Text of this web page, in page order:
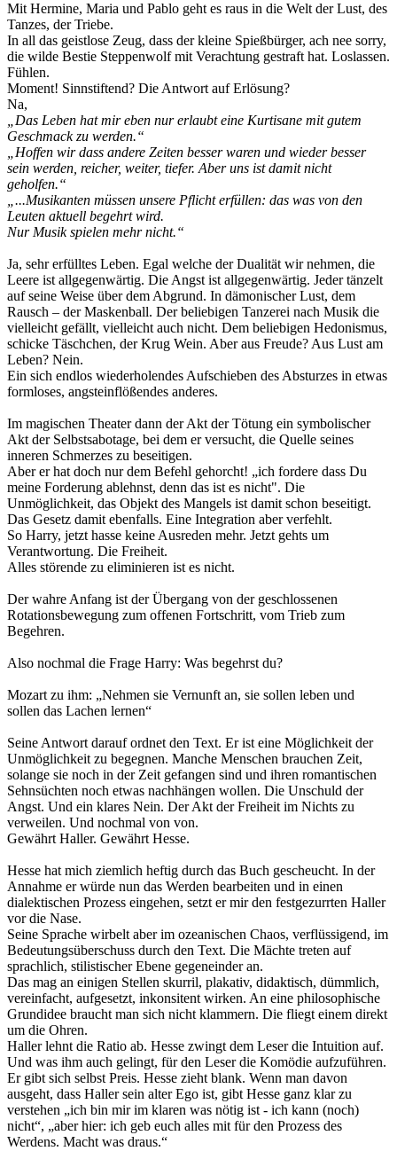
Mit Hermine, Maria und Pablo geht es raus in die Welt der Lust, des
Tanzes, der Triebe.
In all das geistlose Zeug, dass der kleine Spießbürger, ach nee sorry,
die wilde Bestie Steppenwolf mit Verachtung gestraft hat. Loslassen.
Fühlen.
Moment! Sinnstiftend? Die Antwort auf Erlösung?
Na,
„Das Leben hat mir eben nur erlaubt eine Kurtisane mit gutem
Geschmack zu werden.“
„Hoffen wir dass andere Zeiten besser waren und wieder besser
sein werden, reicher, weiter, tiefer. Aber uns ist damit nicht
geholfen.“
„...Musikanten müssen unsere Pflicht erfüllen: das was von den
Leuten aktuell begehrt wird.
Nur Musik spielen mehr nicht.“
Ja, sehr erfülltes Leben. Egal welche der Dualität wir nehmen, die
Leere ist allgegenwärtig. Die Angst ist allgegenwärtig. Jeder tänzelt
auf seine Weise über dem Abgrund. In dämonischer Lust, dem
Rausch – der Maskenball. Der beliebigen Tanzerei nach Musik die
vielleicht gefällt, vielleicht auch nicht. Dem beliebigen Hedonismus,
schicke Täschchen, der Krug Wein. Aber aus Freude? Aus Lust am
Leben? Nein.
Ein sich endlos wiederholendes Aufschieben des Absturzes in etwas
formloses, angsteinflößendes anderes.
Im magischen Theater dann der Akt der Tötung ein symbolischer
Akt der Selbstsabotage, bei dem er versucht, die Quelle seines
inneren Schmerzes zu beseitigen.
Aber er hat doch nur dem Befehl gehorcht! „ich fordere dass Du
meine Forderung ablehnst, denn das ist es nicht". Die
Unmöglichkeit, das Objekt des Mangels ist damit schon beseitigt.
Das Gesetz damit ebenfalls. Eine Integration aber verfehlt.
So Harry, jetzt hasse keine Ausreden mehr. Jetzt gehts um
Verantwortung. Die Freiheit.
Alles störende zu eliminieren ist es nicht.
Der wahre Anfang ist der Übergang von der geschlossenen
Rotationsbewegung zum offenen Fortschritt, vom Trieb zum
Begehren.
Also nochmal die Frage Harry: Was begehrst du?
Mozart zu ihm: „Nehmen sie Vernunft an, sie sollen leben und
sollen das Lachen lernen“
Seine Antwort darauf ordnet den Text. Er ist eine Möglichkeit der
Unmöglichkeit zu begegnen. Manche Menschen brauchen Zeit,
solange sie noch in der Zeit gefangen sind und ihren romantischen
Sehnsüchten noch etwas nachhängen wollen. Die Unschuld der
Angst. Und ein klares Nein. Der Akt der Freiheit im Nichts zu
verweilen. Und nochmal von von.
Gewährt Haller. Gewährt Hesse.
Hesse hat mich ziemlich heftig durch das Buch gescheucht. In der
Annahme er würde nun das Werden bearbeiten und in einen
dialektischen Prozess eingehen, setzt er mir den festgezurrten Haller
vor die Nase.
Seine Sprache wirbelt aber im ozeanischen Chaos, verflüssigend, im
Bedeutungsüberschuss durch den Text. Die Mächte treten auf
sprachlich, stilistischer Ebene gegeneinder an.
Das mag an einigen Stellen skurril, plakativ, didaktisch, dümmlich,
vereinfacht, aufgesetzt, inkonsitent wirken. An eine philosophische
Grundidee braucht man sich nicht klammern. Die fliegt einem direkt
um die Ohren.
Haller lehnt die Ratio ab. Hesse zwingt dem Leser die Intuition auf.
Und was ihm auch gelingt, für den Leser die Komödie aufzuführen.
Er gibt sich selbst Preis. Hesse zieht blank. Wenn man davon
ausgeht, dass Haller sein alter Ego ist, gibt Hesse ganz klar zu
verstehen „ich bin mir im klaren was nötig ist - ich kann (noch)
nicht“, „aber hier: ich geb euch alles mit für den Prozess des
Werdens. Macht was draus.“